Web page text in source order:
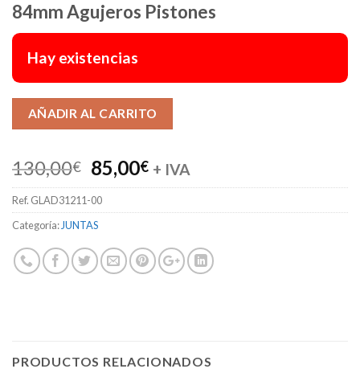
84mm Agujeros Pistones
Hay existencias
AÑADIR AL CARRITO
130,00€ El
precio
original
era:
130,00€.
85,00€El
precio
85,00€.
+ IVA
Ref. GLAD31211-00
Categoría:JUNTAS
PRODUCTOS RELACIONADOS